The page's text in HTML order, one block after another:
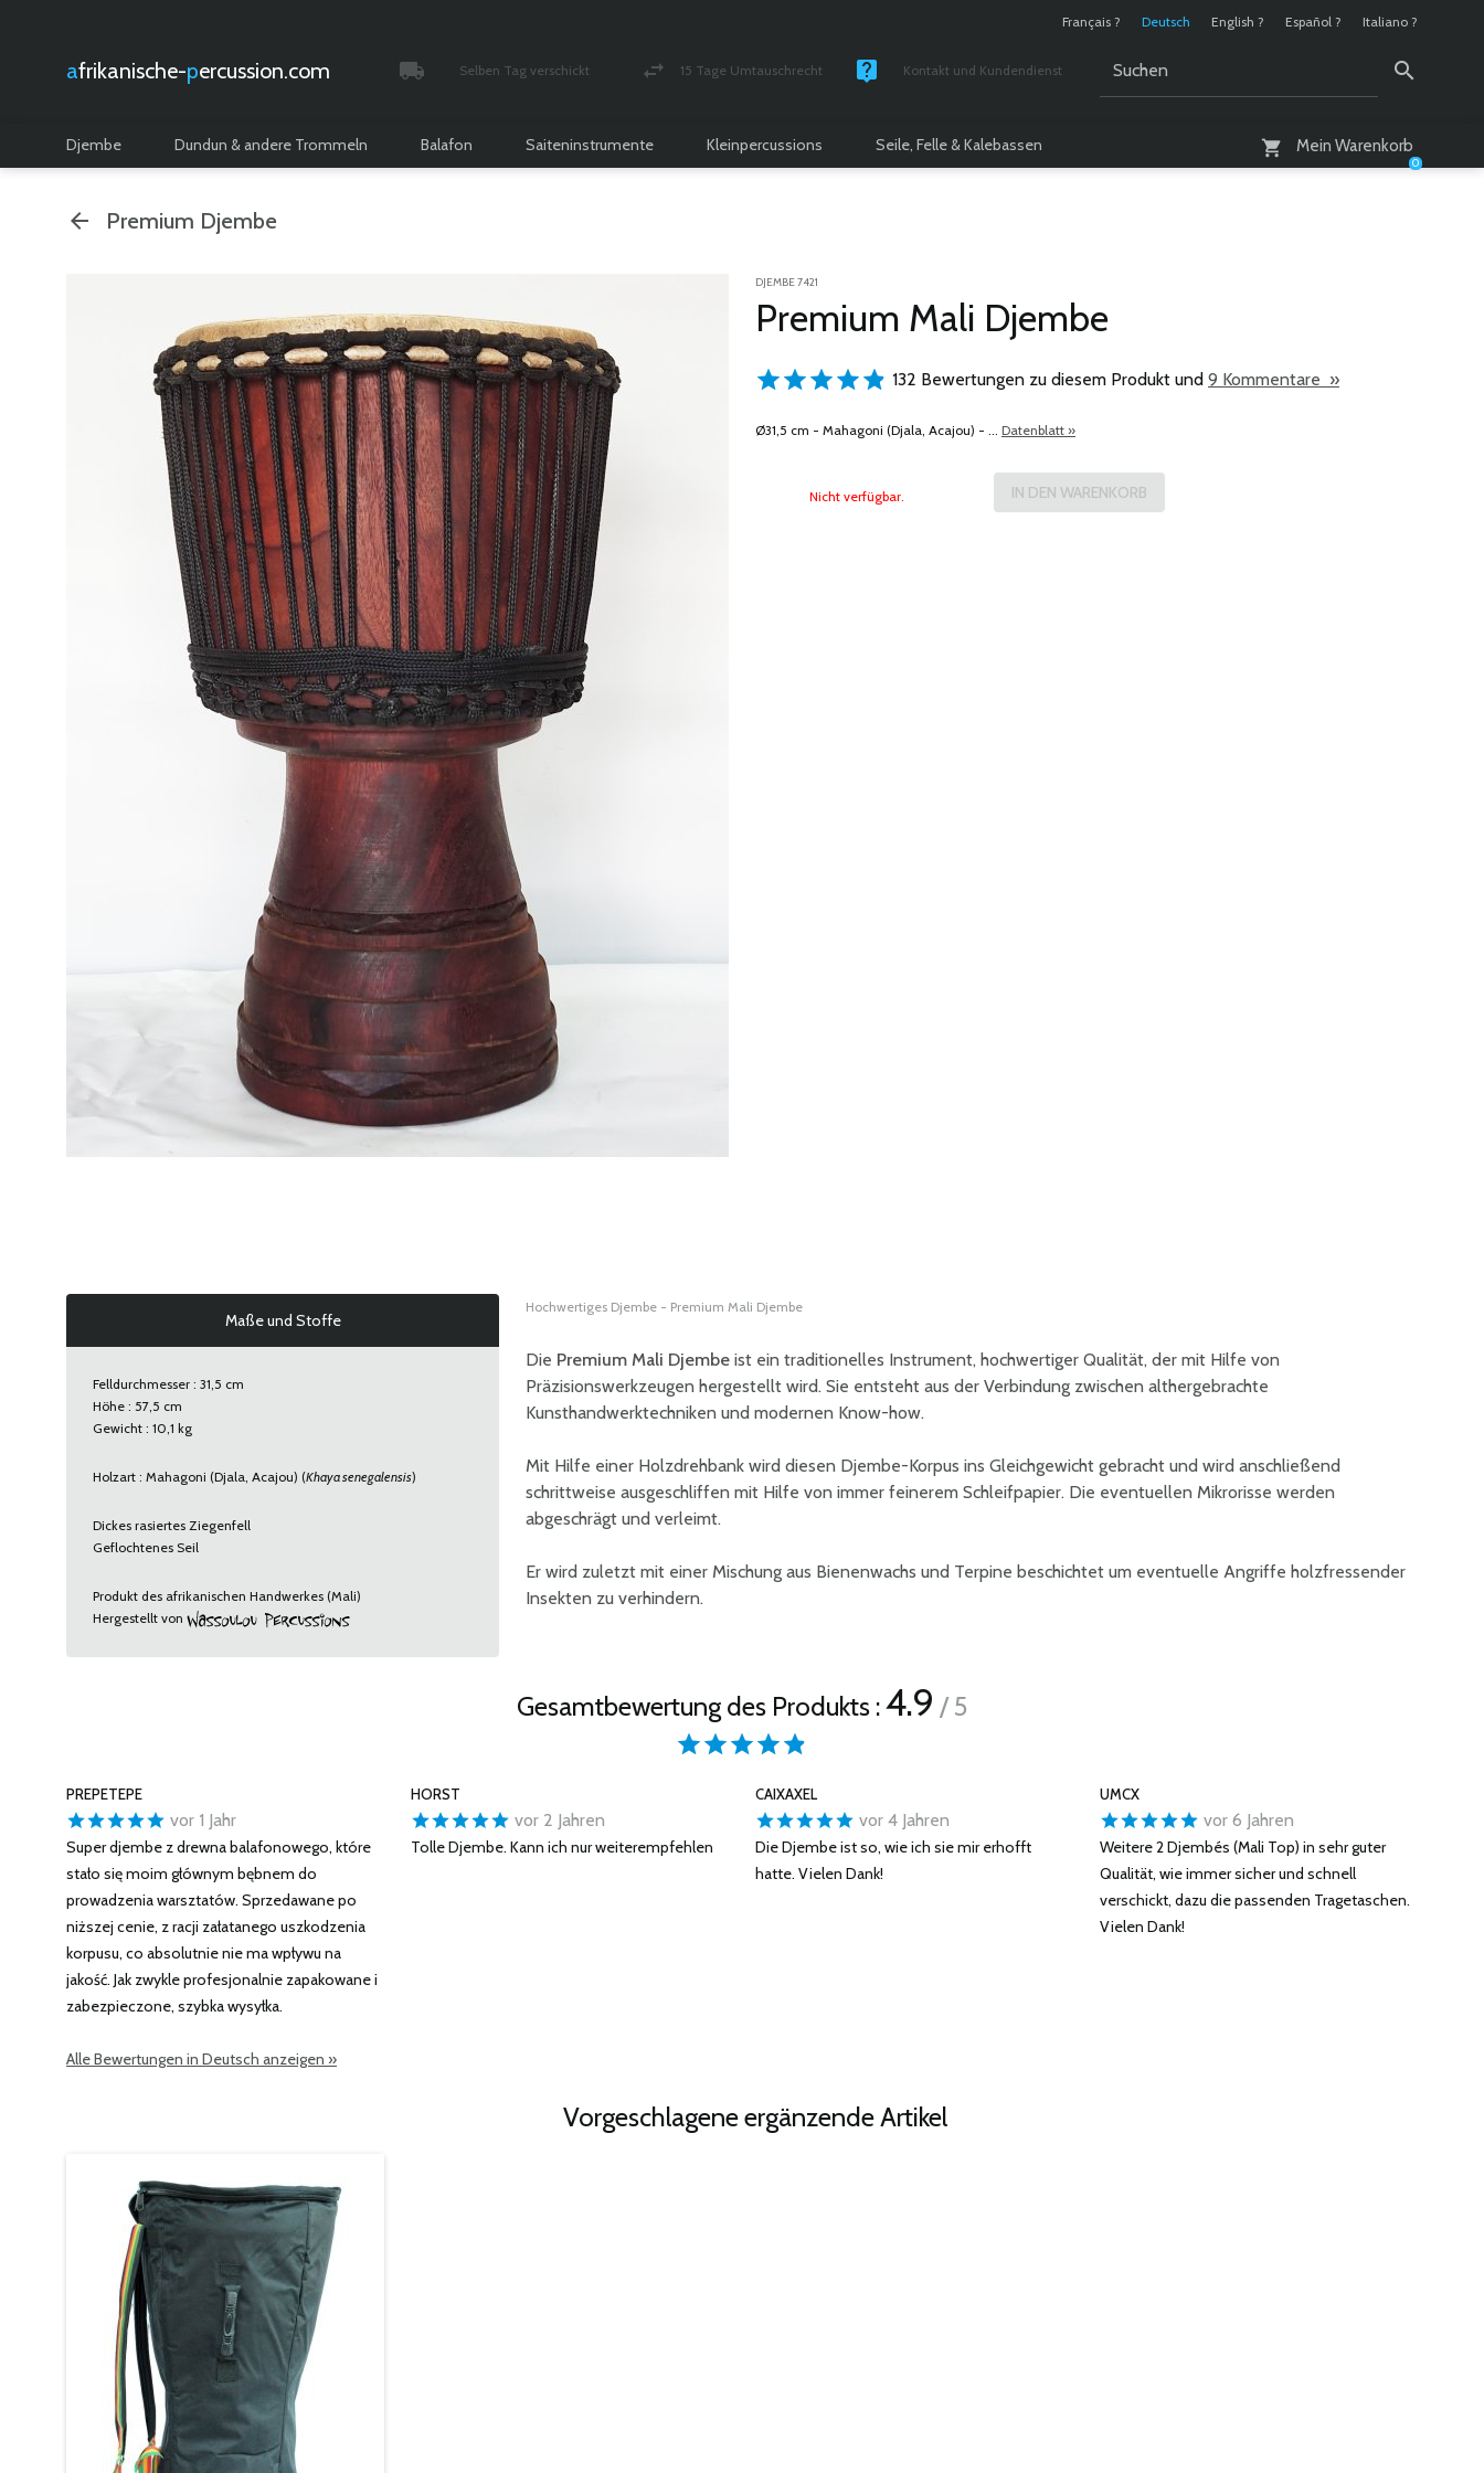
Français ? Deutsch English ? Español ? Italiano ?
afrikanische- percussion.com Selben Tag verschickt 15 Tage Umtauschrecht Kontakt und Kundendienst
Mein Warenkorb
0
Djembe Dundun & andere Trommeln Balafon Saiteninstrumente Kleinpercussions Seile, Felle & Kalebassen
Premium Djembe
DJEMBE 7421
Premium Mali Djembe
132 Bewertungen zu diesem Produkt und 9 Kommentare »
Ø31,5 cm - Mahagoni (Djala, Acajou) - ... Datenblatt »
Nicht verfügbar.
Maße und Stoffe
Felldurchmesser : 31,5 cm
Höhe : 57,5 cm
Gewicht : 10,1 kg
Holzart : Mahagoni (Djala, Acajou) (Khaya senegalensis)
Dickes rasiertes Ziegenfell
Geflochtenes Seil
Produkt des afrikanischen Handwerkes (Mali)
Hergestellt von
Hochwertiges Djembe - Premium Mali Djembe
Die Premium Mali Djembe ist ein traditionelles Instrument, hochwertiger Qualität, der mit Hilfe von
Präzisionswerkzeugen hergestellt wird. Sie entsteht aus der Verbindung zwischen althergebrachte
Kunsthandwerktechniken und modernen Know-how.
Mit Hilfe einer Holzdrehbank wird diesen Djembe-Korpus ins Gleichgewicht gebracht und wird anschließend
schrittweise ausgeschliffen mit Hilfe von immer feinerem Schleifpapier. Die eventuellen Mikrorisse werden
abgeschrägt und verleimt.
Er wird zuletzt mit einer Mischung aus Bienenwachs und Terpine beschichtet um eventuelle Angriffe holzfressender
Insekten zu verhindern.
Gesamtbewertung des Produkts :4.9 / 5
PREPETEPE
vor 1 Jahr
Super djembe z drewna balafonowego, które
stało się moim głównym bębnem do
prowadzenia warsztatów. Sprzedawane po
niższej cenie, z racji załatanego uszkodzenia
korpusu, co absolutnie nie ma wpływu na
jakość. Jak zwykle profesjonalnie zapakowane i
zabezpieczone, szybka wysyłka.
HORST
vor 2 Jahren
Tolle Djembe. Kann ich nur weiterempfehlen
CAIXAXEL
vor 4 Jahren
Die Djembe ist so, wie ich sie mir erhofft
hatte. Vielen Dank!
UMCX
vor 6 Jahren
Weitere 2 Djembés (Mali Top) in sehr guter
Qualität, wie immer sicher und schnell
verschickt, dazu die passenden Tragetaschen.
Vielen Dank!
Alle Bewertungen in Deutsch anzeigen »
Vorgeschlagene ergänzende Artikel